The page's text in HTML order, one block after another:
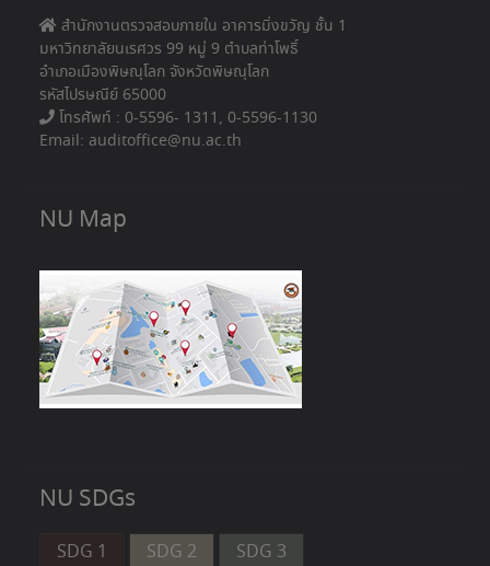
สำนักงานตรวจสอบภายใน อาคารมิ่งขวัญ ชั้น 1
มหาวิทยาลัยนเรศวร 99 หมู่ 9 ตำบลท่าโพธิ์
อำเภอเมืองพิษณุโลก จังหวัดพิษณุโลก
รหัสไปรษณีย์ 65000
โทรศัพท์ : 0-5596- 1311, 0-5596-1130
Email: auditoffice@nu.ac.th
NU Map
NU SDGs
SDG 1 SDG 2 SDG 3